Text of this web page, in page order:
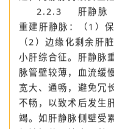
开放的前提下，切
建，门静脉持续安
2.2.3 肝静脉
重建肝静脉：（1）
（2）边缘化剩余肝
小肝综合征。肝静脉
脉管壁较薄，血流缓
宽大、通畅，避免冗